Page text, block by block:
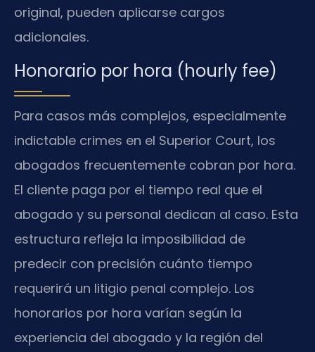
original, pueden aplicarse cargos
adicionales.
Honorario por hora (hourly fee)
Para casos más complejos, especialmente
indictable crimes en el Superior Court, los
abogados frecuentemente cobran por hora.
El cliente paga por el tiempo real que el
abogado y su personal dedican al caso. Esta
estructura refleja la imposibilidad de
predecir con precisión cuánto tiempo
requerirá un litigio penal complejo. Los
honorarios por hora varían según la
experiencia del abogado y la región del